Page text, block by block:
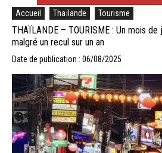
Accueil Thaïlande Tourisme
THAÏLANDE – TOURISME : Un mois
malgré un recul sur un an
Date de publication : 06/08/2025